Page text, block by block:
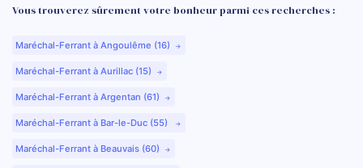
Vous trouverez sûrement votre bonheur parmi ces recherches :
Maréchal-Ferrant à Angoulême (16)
Maréchal-Ferrant à Aurillac (15)
Maréchal-Ferrant à Argentan (61)
Maréchal-Ferrant à Bar-le-Duc (55)
Maréchal-Ferrant à Beauvais (60)